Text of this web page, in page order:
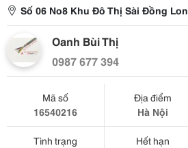
Số 06 No8 Khu Đô Thị Sài Đồng
Oanh Bùi Thị
0987 677 394
Mã số
16540216
Địa điểm
Hà Nội
Tình trạng
Hết hạn